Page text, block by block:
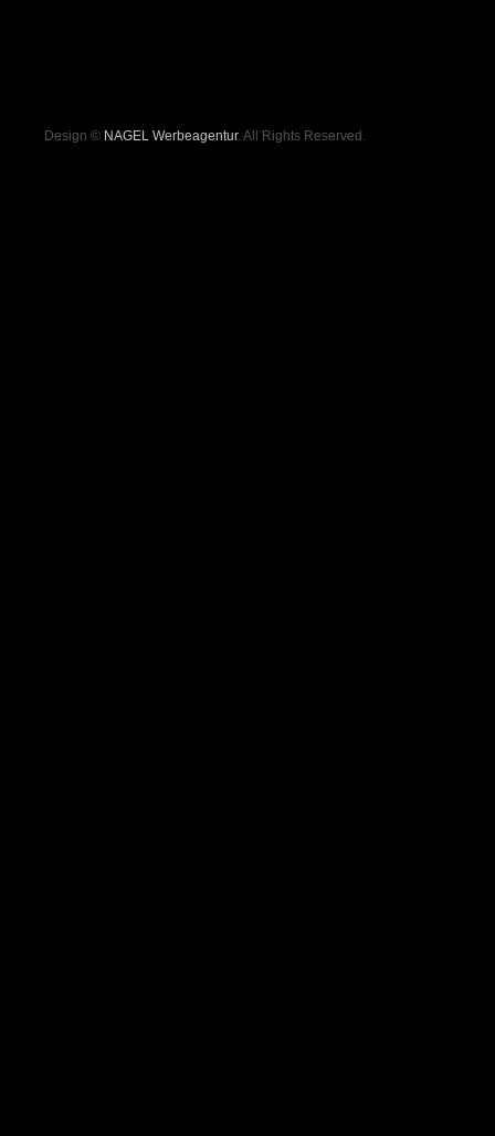
Design © NAGEL Werbeagentur. All Rights Reserved.